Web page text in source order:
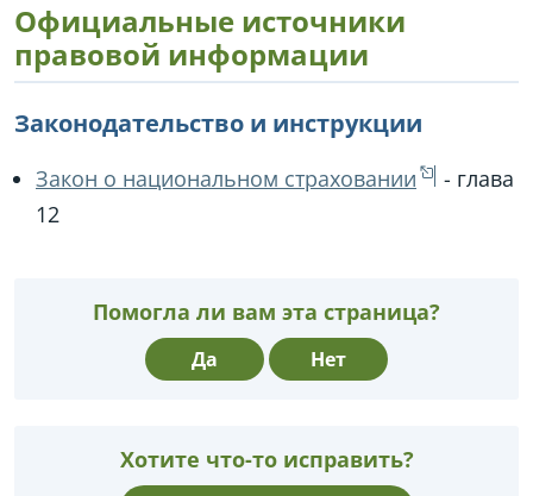
Официальные источники
правовой информации
Законодательство и инструкции
Закон о национальном страховании
- глава
12
Помогла ли вам эта страница?
Да Нет
Хотите что-то исправить?